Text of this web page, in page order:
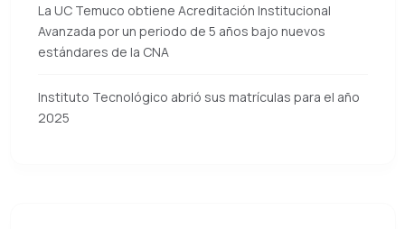
La UC Temuco obtiene Acreditación Institucional
Avanzada por un periodo de 5 años bajo nuevos
estándares de la CNA
Instituto Tecnológico abrió sus matrículas para el año
2025